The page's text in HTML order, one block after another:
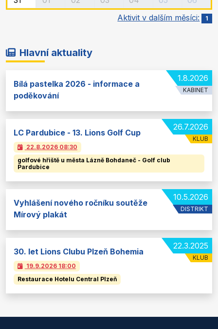
Aktivit v dalším měsíci:
1
Hlavní aktuality
1.8.2026
KABINET
Bílá pastelka 2026 - informace a
poděkování
26.7.2026
KLUB
LC Pardubice - 13. Lions Golf Cup
22.8.2026 08:30
golfové hřiště u města Lázně Bohdaneč - Golf club
Pardubice
10.5.2026
DISTRIKT
Vyhlášení nového ročníku soutěže
Mírový plakát
22.3.2025
KLUB
30. let Lions Clubu Plzeň Bohemia
19.9.2026 18:00
Restaurace Hotelu Central Plzeň